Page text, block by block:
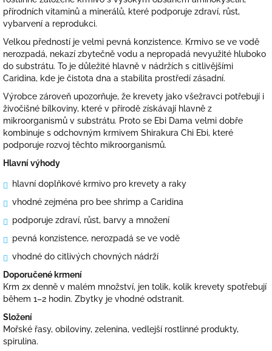
přírodních vitaminů a minerálů, které podporuje zdraví, růst,
vybarvení a reprodukci.
Velkou předností je velmi pevná konzistence. Krmivo se ve vodě
nerozpadá, nekazí zbytečně vodu a nepropadá nevyužité hluboko
do substrátu. To je důležité hlavně v nádržích s citlivějšími
Caridina, kde je čistota dna a stabilita prostředí zásadní.
Výrobce zároveň upozorňuje, že krevety jako všežravci potřebují i
živočišné bílkoviny, které v přírodě získávají hlavně z
mikroorganismů v substrátu. Proto se Ebi Dama velmi dobře
kombinuje s odchovným krmivem Shirakura Chi Ebi, které
podporuje rozvoj těchto mikroorganismů.
Hlavní výhody
hlavní doplňkové krmivo pro krevety a raky
vhodné zejména pro bee shrimp a Caridina
podporuje zdraví, růst, barvy a množení
pevná konzistence, nerozpadá se ve vodě
vhodné do citlivých chovných nádrží
Doporučené krmení
Krm 2x denně v malém množství, jen tolik, kolik krevety spotřebují
během 1–2 hodin. Zbytky je vhodné odstranit.
Složení
Mořské řasy, obiloviny, zelenina, vedlejší rostlinné produkty,
spirulina.